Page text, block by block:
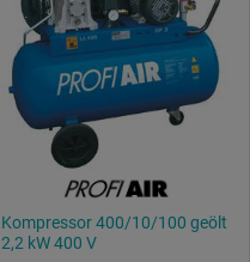
Kompressor 400/10/100 geölt
2,2 kW 400 V